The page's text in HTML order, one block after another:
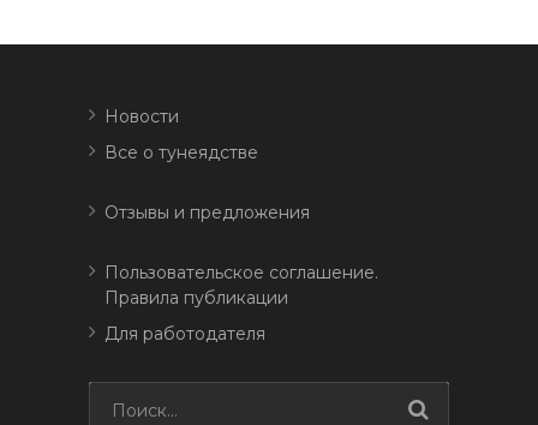
Новости
Все о тунеядстве
Отзывы и предложения
Пользовательское соглашение.
Правила публикации
Для работодателя